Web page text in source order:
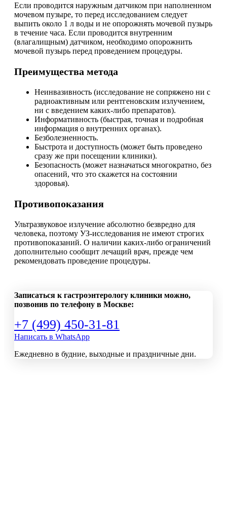
Если проводится наружным датчиком при наполненном
мочевом пузыре, то перед исследованием следует
выпить около 1 л воды и не опорожнять мочевой пузырь
в течение часа. Если проводится внутренним
(влагалищным) датчиком, необходимо опорожнить
мочевой пузырь перед проведением процедуры.
Преимущества метода
Неинвазивность (исследование не сопряжено ни с
радиоактивным или рентгеновским излучением,
ни с введением каких-либо препаратов).
Информативность (быстрая, точная и подробная
информация о внутренних органах).
Безболезненность.
Быстрота и доступность (может быть проведено
сразу же при посещении клиники).
Безопасность (может назначаться многократно, без
опасений, что это скажется на состоянии
здоровья).
Противопоказания
Ультразвуковое излучение абсолютно безвредно для
человека, поэтому УЗ-исследования не имеют строгих
противопоказаний. О наличии каких-либо ограничений
дополнительно сообщит лечащий врач, прежде чем
рекомендовать проведение процедуры.
Записаться к гастроэнтерологу клиники можно,
позвонив по телефону в Москве:
+7 (499) 450-31-81
Написать в WhatsApp
Ежедневно в будние, выходные и праздничные дни.